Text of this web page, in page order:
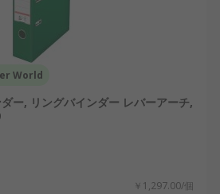
World
ー, リングバインダー レバーアーチ,
￥1,297.00/個